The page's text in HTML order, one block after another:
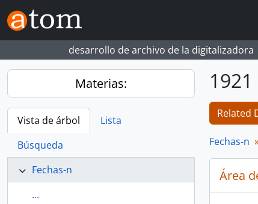
Skip to main content
desarrollo de archivo de la digitalizadora
Materias:
Vista de árbol
Lista
Búsqueda
Fechas-n
...
1921
Related
Fechas-n
Área